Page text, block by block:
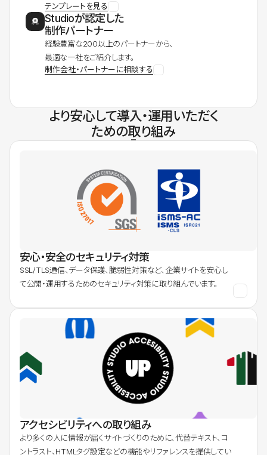
テンプレートを見る
Studioが認定した
制作パートナー
経験豊富な200以上のパートナーから、
最適な一社をご紹介します。
制作会社・パートナーに相談する
より安心して導入・運用いただく
ための取り組み
安心・安全のセキュリティ対策
SSL/TLS通信、データ保護、脆弱性対策など、企業サイトを安心し
て公開・運用するためのセキュリティ対策に取り組んでいます。
アクセシビリティへの取り組み
より多くの人に情報が届くサイトづくりのために、代替テキスト、コ
ントラスト、HTMLタグ設定などの機能やリファレンスを提供してい